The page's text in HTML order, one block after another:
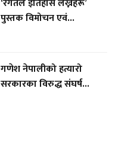
‘रगतले इतिहास लेख्नेहरू’
पुस्तक विमोचन एवं...
गणेश नेपालीको हत्यारो
सरकारका विरुद्ध संघर्ष...